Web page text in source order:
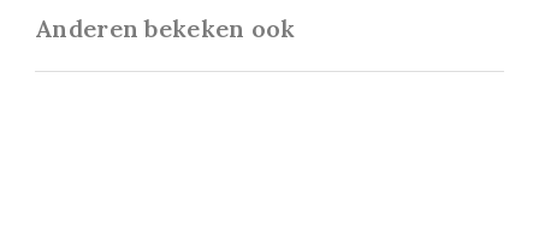
Anderen bekeken ook